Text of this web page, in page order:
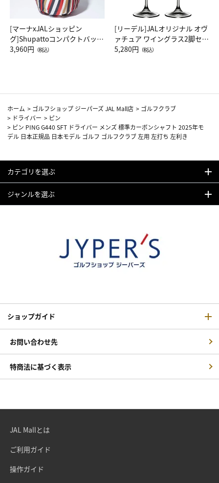
[マーナxJALショッピン
グ]Shupattoコンパクトバッグ
Drop JAL客室乗務員（LC）ス
3,960円 （税込）
[リーデル]JALオリジナル オヴ
ァチュア ワイングラス2脚セッ
ト（レッドワイン）
5,280円 （税込）
ホーム > ゴルフショップ ジーパーズ JAL Mall店 > ゴルフクラブ
> ドライバー > ピン
> ピン PING G440 SFT ドライバー メンズ 標準カーボンシャフト 2025年モ
デル 日本正規品 日本モデル ゴルフ ゴルフクラブ 左用 左打ち 左利き
カテゴリを選ぶ
ジャンルを選ぶ
ショップガイド
お問い合わせ先
特商法に基づく表示
JAL Mallとは
ご利用ガイド
操作ガイド